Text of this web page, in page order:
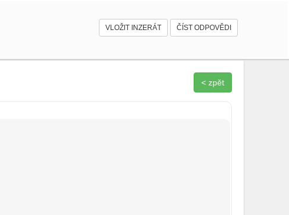
VLOŽIT INZERÁT ČÍST ODPOVĚDI
< zpět